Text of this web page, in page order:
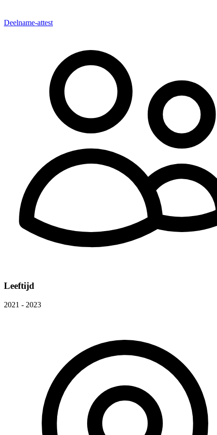
Deelname-attest
Leeftijd
2021 - 2023